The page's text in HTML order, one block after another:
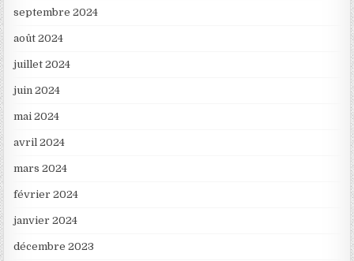
septembre 2024
août 2024
juillet 2024
juin 2024
mai 2024
avril 2024
mars 2024
février 2024
janvier 2024
décembre 2023